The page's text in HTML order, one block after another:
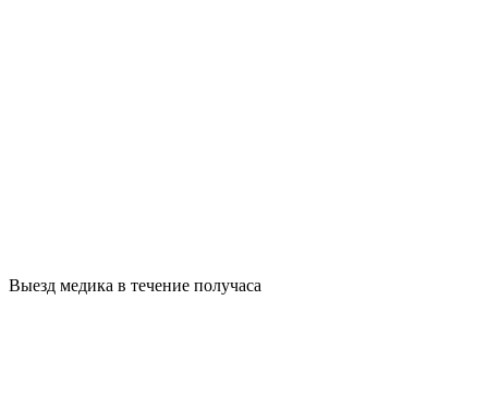
Выезд медика в течение получаса